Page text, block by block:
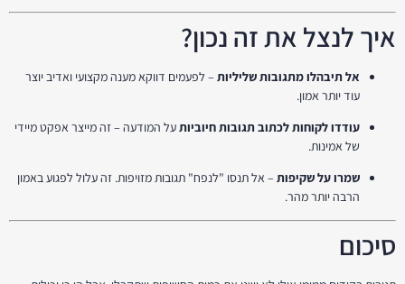
איך לנצל את זה נכון?
אל תיבהלו מתגובות שליליות – לפעמים דווקא מענה מקצועי ואדיב יוצר
עוד יותר אמון.
עודדו לקוחות לכתוב תגובות חיוביותעל המודעה – זה מייצר אפקט מיידי
של אמינות.
שמרו על שקיפות – אל תנסו "לנפח" תגובות מזויפות. זה עלול לפגוע באמון
הרבה יותר מהר.
סיכום